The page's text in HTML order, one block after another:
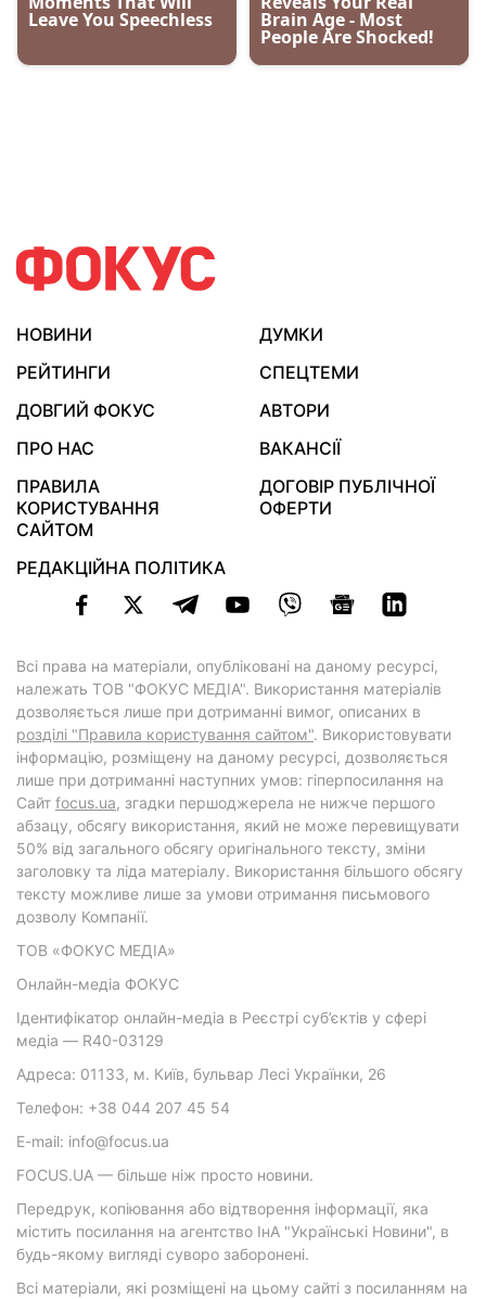
НОВИНИ
ДУМКИ
РЕЙТИНГИ
СПЕЦТЕМИ
ДОВГИЙ ФОКУС
АВТОРИ
ПРО НАС
ВАКАНСІЇ
ПРАВИЛА
КОРИСТУВАННЯ
САЙТОМ
ДОГОВІР ПУБЛІЧНОЇ
ОФЕРТИ
РЕДАКЦІЙНА ПОЛІТИКА
Всі права на матеріали, опубліковані на даному ресурсі,
належать ТОВ "ФОКУС МЕДІА". Використання матеріалів
дозволяється лише при дотриманні вимог, описаних в
розділі "Правила користування сайтом". Використовувати
інформацію, розміщену на даному ресурсі, дозволяється
лише при дотриманні наступних умов: гіперпосилання на
Cайт focus.ua, згадки першоджерела не нижче першого
абзацу, обсягу використання, який не може перевищувати
50% від загального обсягу оригінального тексту, зміни
заголовку та ліда матеріалу. Використання більшого обсягу
тексту можливе лише за умови отримання письмового
дозволу Компанії.
ТОВ «ФОКУС МЕДІА»
Онлайн-медіа ФОКУС
Ідентифікатор онлайн-медіа в Реєстрі суб’єктів у сфері
медіа — R40-03129
Адреса: 01133, м. Київ, бульвар Лесі Українки, 26
Телефон: +38 044 207 45 54
E-mail: info@focus.ua
FOCUS.UA — більше ніж просто новини.
Передрук, копіювання або відтворення інформації, яка
містить посилання на агентство ІнА "Українські Новини", в
будь-якому вигляді суворо заборонені.
Всі матеріали, які розміщені на цьому сайті з посиланням на